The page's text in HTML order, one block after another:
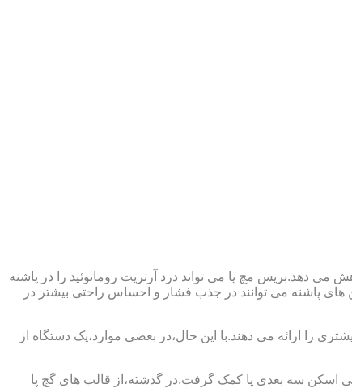
دهد.بریس مچ پا می تواند درد آرتریت روماتوئید را در پاشنه
پاشنه می توانند در جذب فشار و احساس راحتی بیشتر در
را ارائه می دهند.با این حال،در بعضی موارد،یک دستگاه از
اسکن سه بعدی پا کمک گرفت.در گذشته،از قالب های گچ پا